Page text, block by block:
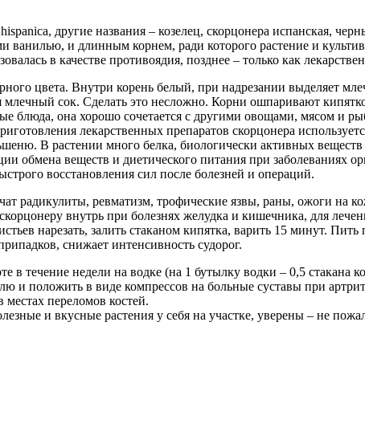
другие названия – козелец, скорцонера испанская,
и длинным корнем, ради которого растение и
в качестве противоядия, позднее – только как
цвета. Внутри корень белый, при надрезании выделяет
млечный сок. Сделать это несложно. Корни ошпаривают
блюда, она хорошо сочетается с другими овощами, мясом и
лекарственных препаратов скорцонера
В растении много белка, биологически активных
обмена веществ и диетического питания при заболеваниях
восстановления сил после болезней и операций.
радикулиты, ревматизм, трофические язвы, раны, ожоги на
внутрь при болезнях желудка и кишечника, для
нарезать, залить стаканом кипятка, варить 15 минут.
снижает интенсивность судорог.
в течение недели на водке (на 1 бутылку водки – 0,5 стакана
и положить в виде компрессов на больные суставы при
переломов костей.
и вкусные растения у себя на участке, уверены – не